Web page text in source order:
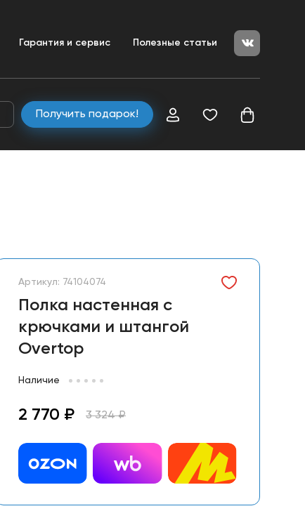
Гарантия и сервис Полезные статьи
Получить подарок!
+7 (800) 333-04-80
Артикул: 74104074
Полка настенная с
крючками и штангой
Overtop
Наличие
2 770 ₽ 3 324 ₽